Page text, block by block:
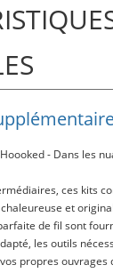
- Dans les
ces kits
et
de fil sont
les outils
propres ouvrages